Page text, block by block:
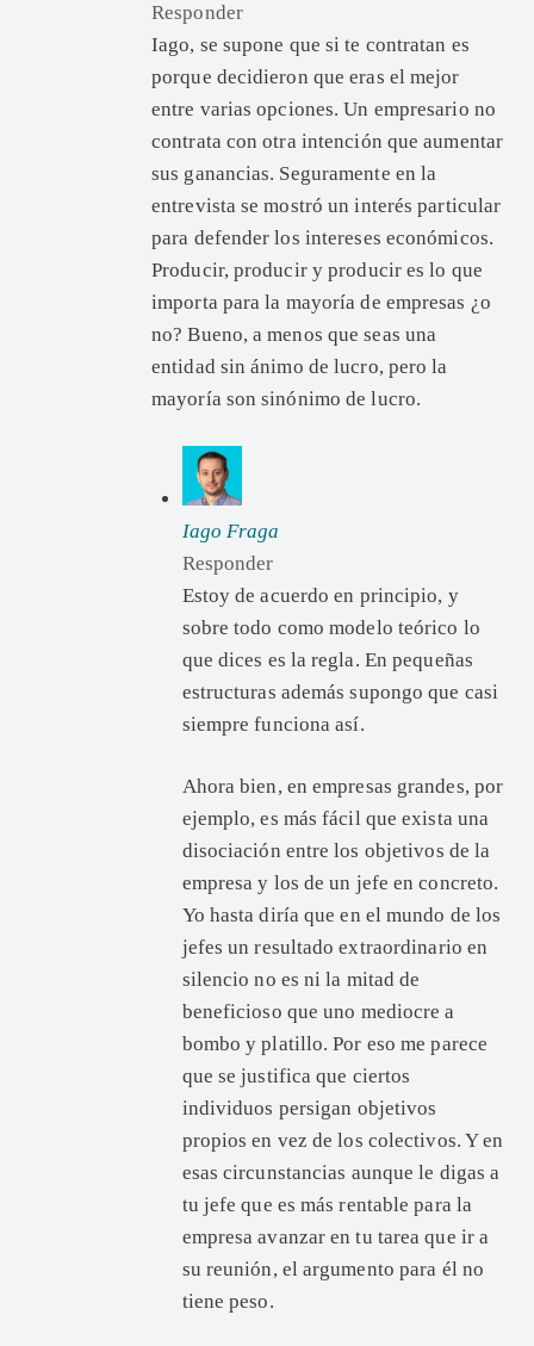
Responder
Iago, se supone que si te contratan es
porque decidieron que eras el mejor
entre varias opciones. Un empresario no
contrata con otra intención que aumentar
sus ganancias. Seguramente en la
entrevista se mostró un interés particular
para defender los intereses económicos.
Producir, producir y producir es lo que
importa para la mayoría de empresas ¿o
no? Bueno, a menos que seas una
entidad sin ánimo de lucro, pero la
mayoría son sinónimo de lucro.
Iago Fraga
Responder
Estoy de acuerdo en principio, y
sobre todo como modelo teórico lo
que dices es la regla. En pequeñas
estructuras además supongo que casi
siempre funciona así.
Ahora bien, en empresas grandes, por
ejemplo, es más fácil que exista una
disociación entre los objetivos de la
empresa y los de un jefe en concreto.
Yo hasta diría que en el mundo de los
jefes un resultado extraordinario en
silencio no es ni la mitad de
beneficioso que uno mediocre a
bombo y platillo. Por eso me parece
que se justifica que ciertos
individuos persigan objetivos
propios en vez de los colectivos. Y en
esas circunstancias aunque le digas a
tu jefe que es más rentable para la
empresa avanzar en tu tarea que ir a
su reunión, el argumento para él no
tiene peso.